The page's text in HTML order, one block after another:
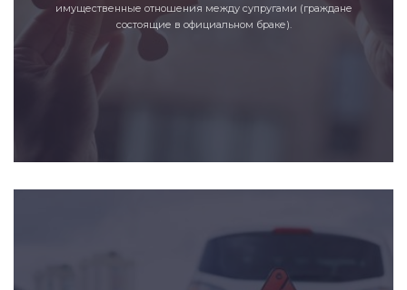
имущественные отношения между супругами (граждане
состоящие в официальном браке).